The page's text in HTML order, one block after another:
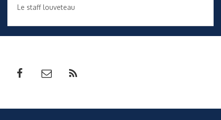
Le staff louveteau